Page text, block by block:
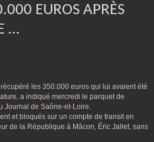
EUROS APRÈS
…
les 350.000 euros qui lui avaient été
a indiqué mercredi le parquet de
Journal de Saône-et-Loire.
et bloqués sur un compte de transit en
de la République à Mâcon, Éric Jallet, sans